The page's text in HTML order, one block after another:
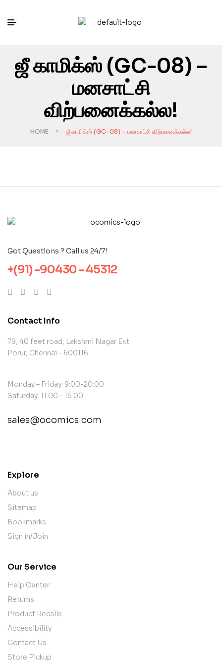
ஜீ காமிக்ஸ் (GC-08) –
மனசாட்சி
விற்பனைக்கல்ல!
HOME ஜீ காமிக்ஸ் (GC-08) – மனசாட்சி விற்பனைக்கல்ல!
Got Questions ? Call us 24/7!
+(91) -90430 - 45312
Contact Info
79, 40 feet road, Lakshmi Nagar Ext
Porur, Chennai – 600116
Monday – Friday: 9:00-20:00
Saturday: 11:00 – 15:00
sales@ocomics.com
Explore
About us
Sitemap
Bookmarks
Sign in/Join
Our Service
Help Center
Returns
Product Recalls
Accessibility
Contact Us
Store Pickup